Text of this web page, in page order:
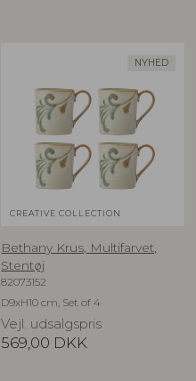
NYHED
CREATIVE COLLECTION
Bethany Krus, Multifarvet,
Stentøj
82073152
D9xH10 cm, Set of 4
Vejl. udsalgspris
569,00 DKK